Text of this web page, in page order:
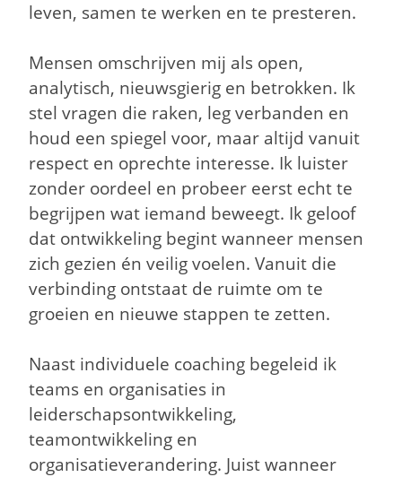
leven, samen te werken en te presteren.
Mensen omschrijven mij als open,
analytisch, nieuwsgierig en betrokken. Ik
stel vragen die raken, leg verbanden en
houd een spiegel voor, maar altijd vanuit
respect en oprechte interesse. Ik luister
zonder oordeel en probeer eerst echt te
begrijpen wat iemand beweegt. Ik geloof
dat ontwikkeling begint wanneer mensen
zich gezien én veilig voelen. Vanuit die
verbinding ontstaat de ruimte om te
groeien en nieuwe stappen te zetten.
Naast individuele coaching begeleid ik
teams en organisaties in
leiderschapsontwikkeling,
teamontwikkeling en
organisatieverandering. Juist wanneer